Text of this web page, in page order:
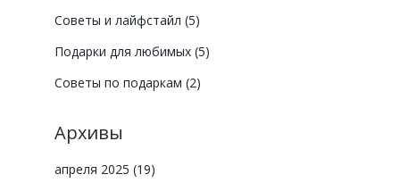
Советы и лайфстайл (5)
Подарки для любимых (5)
Советы по подаркам (2)
Архивы
апреля 2025 (19)